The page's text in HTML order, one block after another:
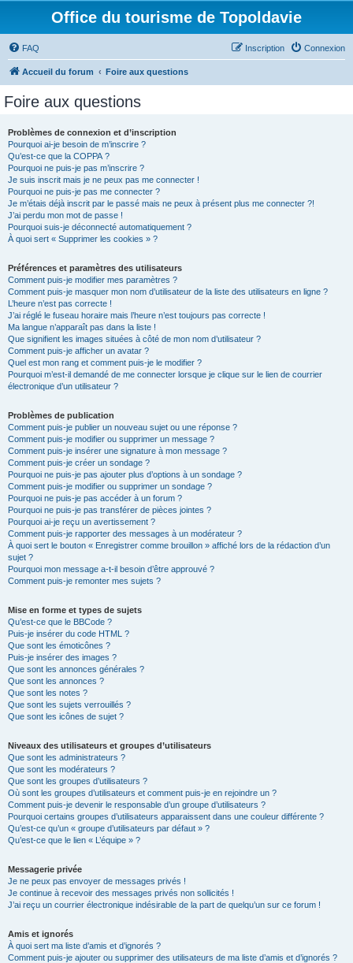
Office du tourisme de Topoldavie
FAQ Connexion
Inscription
Accueil du forum Foire aux questions
Foire aux questions
Problèmes de connexion et d’inscription
Pourquoi ai-je besoin de m’inscrire ?
Qu’est-ce que la COPPA ?
Pourquoi ne puis-je pas m’inscrire ?
Je suis inscrit mais je ne peux pas me connecter !
Pourquoi ne puis-je pas me connecter ?
Je m’étais déjà inscrit par le passé mais ne peux à présent plus me connecter ?!
J’ai perdu mon mot de passe !
Pourquoi suis-je déconnecté automatiquement ?
À quoi sert « Supprimer les cookies » ?
Préférences et paramètres des utilisateurs
Comment puis-je modifier mes paramètres ?
Comment puis-je masquer mon nom d’utilisateur de la liste des utilisateurs en ligne ?
L’heure n’est pas correcte !
J’ai réglé le fuseau horaire mais l’heure n’est toujours pas correcte !
Ma langue n’apparaît pas dans la liste !
Que signifient les images situées à côté de mon nom d’utilisateur ?
Comment puis-je afficher un avatar ?
Quel est mon rang et comment puis-je le modifier ?
Pourquoi m’est-il demandé de me connecter lorsque je clique sur le lien de courrier
électronique d’un utilisateur ?
Problèmes de publication
Comment puis-je publier un nouveau sujet ou une réponse ?
Comment puis-je modifier ou supprimer un message ?
Comment puis-je insérer une signature à mon message ?
Comment puis-je créer un sondage ?
Pourquoi ne puis-je pas ajouter plus d’options à un sondage ?
Comment puis-je modifier ou supprimer un sondage ?
Pourquoi ne puis-je pas accéder à un forum ?
Pourquoi ne puis-je pas transférer de pièces jointes ?
Pourquoi ai-je reçu un avertissement ?
Comment puis-je rapporter des messages à un modérateur ?
À quoi sert le bouton « Enregistrer comme brouillon » affiché lors de la rédaction d’un
sujet ?
Pourquoi mon message a-t-il besoin d’être approuvé ?
Comment puis-je remonter mes sujets ?
Mise en forme et types de sujets
Qu’est-ce que le BBCode ?
Puis-je insérer du code HTML ?
Que sont les émoticônes ?
Puis-je insérer des images ?
Que sont les annonces générales ?
Que sont les annonces ?
Que sont les notes ?
Que sont les sujets verrouillés ?
Que sont les icônes de sujet ?
Niveaux des utilisateurs et groupes d’utilisateurs
Que sont les administrateurs ?
Que sont les modérateurs ?
Que sont les groupes d’utilisateurs ?
Où sont les groupes d’utilisateurs et comment puis-je en rejoindre un ?
Comment puis-je devenir le responsable d’un groupe d’utilisateurs ?
Pourquoi certains groupes d’utilisateurs apparaissent dans une couleur différente ?
Qu’est-ce qu’un « groupe d’utilisateurs par défaut » ?
Qu’est-ce que le lien « L’équipe » ?
Messagerie privée
Je ne peux pas envoyer de messages privés !
Je continue à recevoir des messages privés non sollicités !
J’ai reçu un courrier électronique indésirable de la part de quelqu’un sur ce forum !
Amis et ignorés
À quoi sert ma liste d’amis et d’ignorés ?
Comment puis-je ajouter ou supprimer des utilisateurs de ma liste d’amis et d’ignorés ?